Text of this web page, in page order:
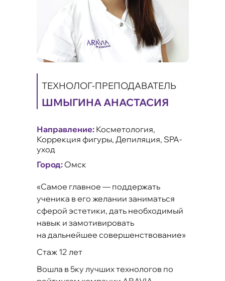
ТЕХНОЛОГ-ПРЕПОДАВАТЕЛЬ
ШМЫГИНА АНАСТАСИЯ
Направление:Косметология,
Коррекция фигуры, Депиляция, SPA-
уход
Город:Омск
«Самое главное — поддержать
ученика в его желании заниматься
сферой эстетики, дать необходимый
навык и замотивировать
на дальнейшее совершенствование»
Стаж 12 лет
Вошла в 5ку лучших технологов по
ТЕХНОЛОГ-ПРЕПОДАВАТЕЛЬ
ШОЙКО ИРИНА
Направление:Тренер-косметолог,
тренер-консультант по коррекции
фигуры.
Город:Омск
Член закрытого международного
сообщества косметологов (Израиль).
Член Национального общества
мезотерапии (Россия).
«Через желание быть красивой
внешне можно прийти к здоровью
организма в целом»